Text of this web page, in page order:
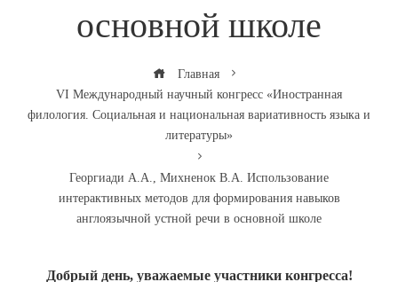
основной школе
Главная
VI Международный научный конгресс «Иностранная
филология. Социальная и национальная вариативность языка и
литературы»
Георгиади А.А., Михненок В.А. Использование
интерактивных методов для формирования навыков
англоязычной устной речи в основной школе
Добрый день, уважаемые участники конгресса!